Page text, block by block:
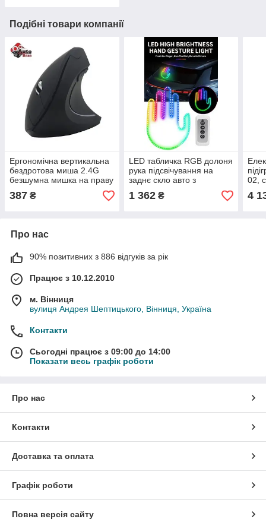
Подібні товари компанії
Ергономічна вертикальна
бездротова миша 2.4G
безшумна мишка на праву
ігор та роботи,
387 ₴
LED табличка RGB долоня
рука підсвічування на
заднє скло авто з
дистанційним керуванням
- вітання, середній
1 362₴
02,
4
Про нас
90% позитивних з 886 відгуків за рік
Працює з 10.12.2010
м. Вінниця
вулиця Андрея Шептицького, Вінниця, Україна
Контакти
Сьогодні працює з 09:00 до 14:00
Показати весь графік роботи
Про нас
Контакти
Доставка та оплата
Графік роботи
Повна версія сайту